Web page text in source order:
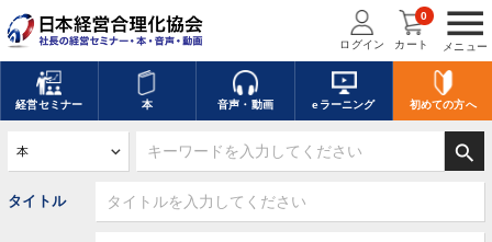
menu
メニュー
ログイン カート
0
経営セミナー 本 音声・動画 eラーニング 初めての方へ
search
タイトル